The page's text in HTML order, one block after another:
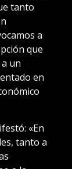
tanto
a
que
un
en
«En
tanto a